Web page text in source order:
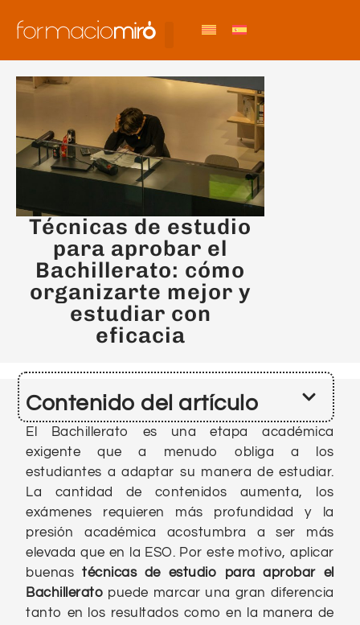
Técnicas de estudio
para aprobar el
Bachillerato: cómo
organizarte mejor y
estudiar con
eficacia
Contenido del artículo
El Bachillerato es una etapa académica
exigente que a menudo obliga a los
estudiantes a adaptar su manera de estudiar.
La cantidad de contenidos aumenta, los
exámenes requieren más profundidad y la
presión académica acostumbra a ser más
elevada que en la ESO. Por este motivo, aplicar
buenastécnicas de estudio para aprobar el
Bachillerato puede marcar una gran diferencia
tanto en los resultados como en la manera de